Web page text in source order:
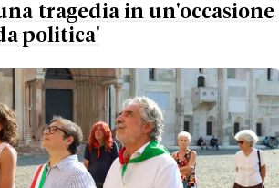
tragedia in un'occasione
politica'